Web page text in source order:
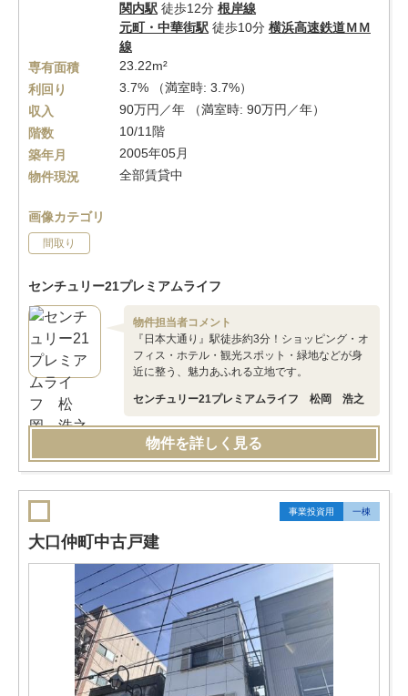
関内駅 徒歩12分 根岸線
元町・中華街駅 徒歩10分 横浜高速鉄道ＭＭ
線
専有面積
23.22m²
利回り
3.7% （満室時: 3.7%）
収入
90万円／年 （満室時: 90万円／年）
階数
10/11階
築年月
2005年05月
物件現況
全部賃貸中
画像カテゴリ
間取り
センチュリー21プレミアムライフ
物件担当者コメント
『日本大通り』駅徒歩約3分！ショッピング・オ
フィス・ホテル・観光スポット・緑地などが身
近に整う、魅力あふれる立地です。
センチュリー21プレミアムライフ 松岡 浩之
物件を詳しく見る
事業投資用 一棟
大口仲町中古戸建